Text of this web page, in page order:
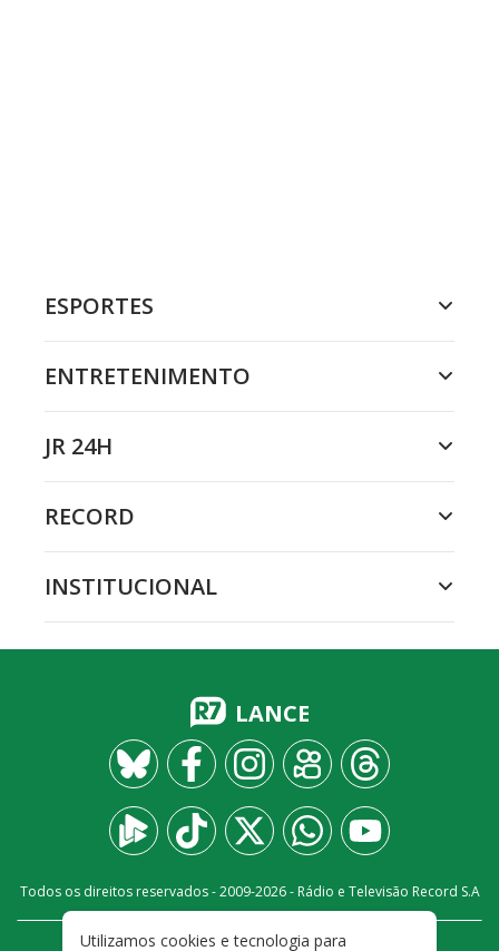
ESPORTES
ENTRETENIMENTO
JR 24H
RECORD
INSTITUCIONAL
LANCE
Todos os direitos reservados - 2009-2026- Rádio e Televisão Record S.A
Utilizamos cookies e tecnologia para